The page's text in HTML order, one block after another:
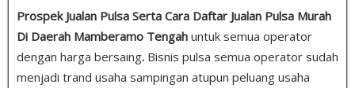
Prospek Jualan Pulsa Serta Cara Daftar Jualan Pulsa Murah
Di Daerah Mamberamo Tengah untuk semua operator
dengan harga bersaing. Bisnis pulsa semua operator sudah
menjadi trand usaha sampingan atupun peluang usaha